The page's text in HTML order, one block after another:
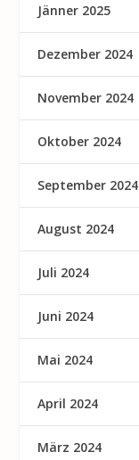
Jänner 2025
Dezember 2024
November 2024
Oktober 2024
September 2024
August 2024
Juli 2024
Juni 2024
Mai 2024
April 2024
März 2024